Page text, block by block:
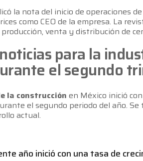
la nota del inicio de operaciones
como CEO de la empresa. La
venta y distribución de
para la
el segundo
la construcción en México inició
el segundo periodo del año.
actual.
año inició con una tasa de